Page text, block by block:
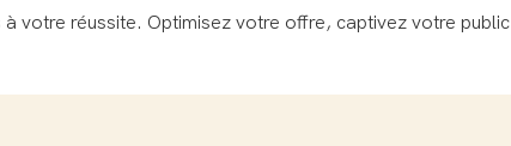
votre réussite. Optimisez votre offre, captivez votre public